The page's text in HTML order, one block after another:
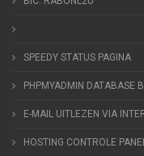
SPEEDY STATUS PAGINA
PHPMYADMIN DATABASE
E-MAIL UITLEZEN VIA
HOSTING CONTROLE